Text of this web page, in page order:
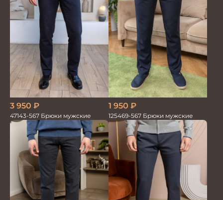
3 950 ₽
47143-567 Брюки мужские
1 950 ₽
125469-567 Брюки мужские